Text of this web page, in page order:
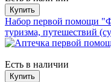
Купить
Набор первой помощи
туризма, путешествий
Есть в наличии
Купить